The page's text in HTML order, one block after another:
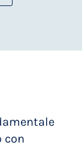
con